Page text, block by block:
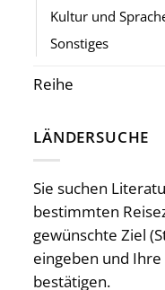
Kultur und
Sonstiges
Reihe
LÄNDERSUCHE
Sie suchen
bestimmten
gewünschte Ziel
eingeben und
bestätigen.